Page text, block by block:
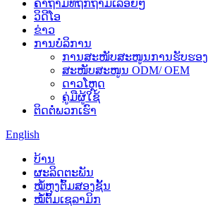
ຄຳຖາມທີ່ຖືກຖາມເລື້ອຍໆ
ວິດີໂອ
ຂ່າວ
ການບໍລິການ
ການສະໜັບສະໜູນການຮັບຮອງ
ສະໜັບສະໜູນ ODM/ OEM
ດາວໂຫຼດ
ຄູ່ມືຜູ້ໃຊ້
ຕິດຕໍ່ພວກເຮົາ
English
ບ້ານ
ຜະລິດຕະພັນ
ໝໍ້ຫຸງຕົ້ມສອງຊັ້ນ
ໝໍ້ຕົ້ມເຊລາມິກ